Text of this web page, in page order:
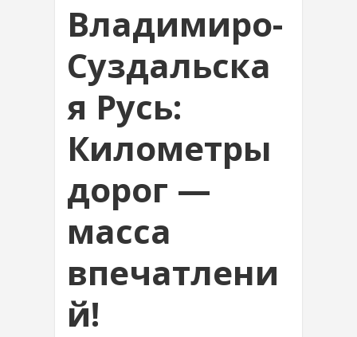
Владимиро-
Суздальска
я Русь:
Километры
дорог —
масса
впечатлени
й!